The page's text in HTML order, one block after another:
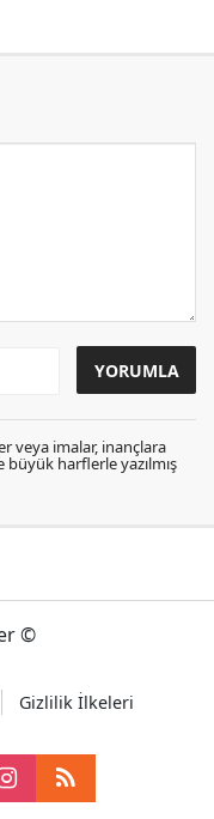
veya imalar, inançlara
büyük harflerle yazılmış
©
Gizlilik İlkeleri